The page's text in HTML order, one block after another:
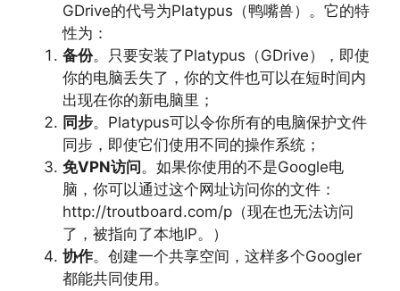
GDrive的代号为Platypus（鸭嘴兽）。它的特
性为：
备份。只要安装了Platypus（GDrive），即使
你的电脑丢失了，你的文件也可以在短时间内
出现在你的新电脑里；
同步。Platypus可以令你所有的电脑保护文件
同步，即使它们使用不同的操作系统；
免VPN访问。如果你使用的不是Google电
脑，你可以通过这个网址访问你的文件：
http://troutboard.com/p（现在也无法访问
了，被指向了本地IP。）
协作。创建一个共享空间，这样多个Googler
都能共同使用。